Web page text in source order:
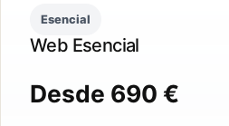
Esencial
Web Esencial
Desde 690 €